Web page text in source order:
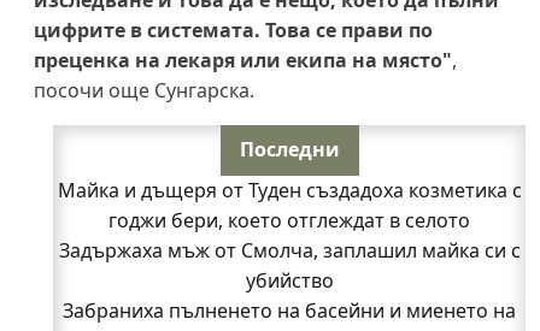
цифрите в системата. Това се прави по
преценка на лекаря или екипа на място",
посочи още Сунгарска.
Последни
Майка и дъщеря от Туден създадоха козметика с
годжи бери, което отглеждат в селото
Задържаха мъж от Смолча, заплашил майка си с
убийство
Забраниха пълненето на басейни и миенето на